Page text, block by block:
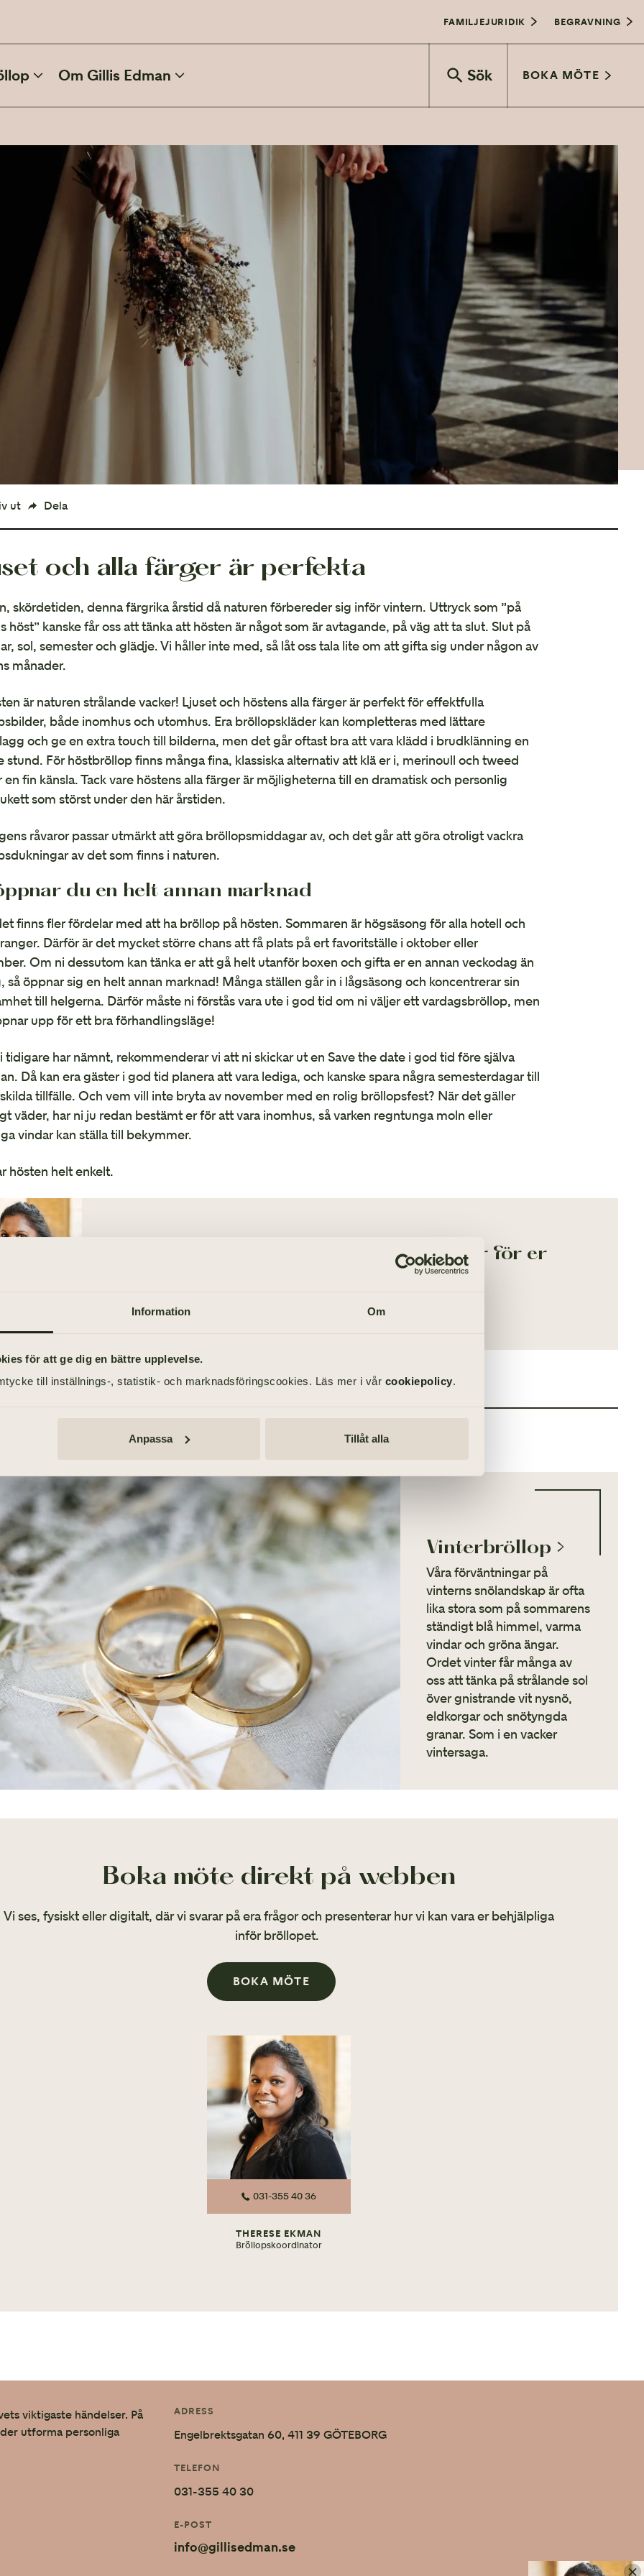
Information Om
för att ge dig en bättre upplevelse.
till inställnings-, statistik- och marknadsföringscookies. Läs mer i vår cookiepolicy.
Anpassa Tillåt alla
FAMILJEJURIDIK BEGRAVNING
Om Gillis Edman Sök BOKA MÖTE
Inbjudan
Vigselceremoni
Kläder och skönhet
Efter bröllopet
Bröllop och juridik
Film och foto
Vinterbröllop
Sommarbröllop
ut Dela
och alla färger är perfekta
skördetiden, denna färgrika årstid då naturen förbereder sig inför vintern. Uttryck som ”på
höst” kanske får oss att tänka att hösten är något som är avtagande, på väg att ta slut. Slut på
sol, semester och glädje. Vi håller inte med, så låt oss tala lite om att gifta sig under någon av
månader.
är naturen strålande vacker! Ljuset och höstens alla färger är perfekt för effektfulla
både inomhus och utomhus. Era bröllopskläder kan kompletteras med lättare
och ge en extra touch till bilderna, men det går oftast bra att vara klädd i brudklänning en
stund. För höstbröllop finns många fina, klassiska alternativ att klä er i, merinoull och tweed
en fin känsla. Tack vare höstens alla färger är möjligheterna till en dramatisk och personlig
som störst under den här årstiden.
råvaror passar utmärkt att göra bröllopsmiddagar av, och det går att göra otroligt vackra
av det som finns i naturen.
du en helt annan marknad
finns fler fördelar med att ha bröllop på hösten. Sommaren är högsäsong för alla hotell och
Därför är det mycket större chans att få plats på ert favoritställe i oktober eller
Om ni dessutom kan tänka er att gå helt utanför boxen och gifta er en annan veckodag än
så öppnar sig en helt annan marknad! Många ställen går in i lågsäsong och koncentrerar sin
till helgerna. Därför måste ni förstås vara ute i god tid om ni väljer ett vardagsbröllop, men
upp för ett bra förhandlingsläge!
tidigare har nämnt, rekommenderar vi att ni skickar ut en Save the date i god tid före själva
Då kan era gäster i god tid planera att vara lediga, och kanske spara några semesterdagar till
tillfälle. Och vem vill inte bryta av november med en rolig bröllopsfest? När det gäller
väder, har ni ju redan bestämt er för att vara inomhus, så varken regntunga moln eller
vindar kan ställa till bekymmer.
hösten helt enkelt.
355 40 36
Vilken årstid ni än väljer finns vi här för er
LÄS VIDARE
Vinter­­­bröllop
Våra förväntningar på
vinterns snölandskap är ofta
lika stora som på sommarens
ständigt blå himmel, varma
vindar och gröna ängar.
Ordet vinter får många av
oss att tänka på strålande sol
över gnistrande vit nysnö,
eldkorgar och snötyngda
granar. Som i en vacker
vintersaga.
Boka möte direkt på webben
Vi ses, fysiskt eller digitalt, där vi svarar på era frågor och presenterar hur vi kan vara er behjälpliga
inför bröllopet.
BOKA MÖTE
031-355 40 36
THERESE EKMAN
Bröllopskoordinator
viktigaste händelser. På
utforma personliga
ADRESS
Engelbrektsgatan 60, 411 39 GÖTEBORG
TELEFON
031-355 40 30
E-POST
info@gillisedman.se